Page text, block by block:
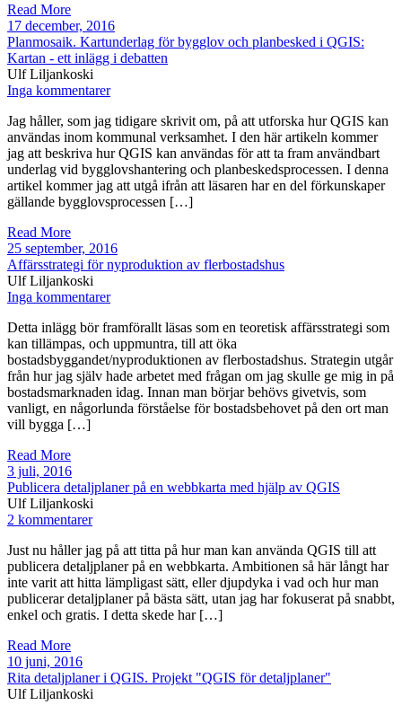
Read More
17 december, 2016
Planmosaik. Kartunderlag för bygglov och planbesked i QGIS:
Kartan - ett inlägg i debatten
Ulf Liljankoski
Inga kommentarer
Jag håller, som jag tidigare skrivit om, på att utforska hur QGIS kan
användas inom kommunal verksamhet. I den här artikeln kommer
jag att beskriva hur QGIS kan användas för att ta fram användbart
underlag vid bygglovshantering och planbeskedsprocessen. I denna
artikel kommer jag att utgå ifrån att läsaren har en del förkunskaper
gällande bygglovsprocessen […]
Read More
25 september, 2016
Affärsstrategi för nyproduktion av flerbostadshus
Ulf Liljankoski
Inga kommentarer
Detta inlägg bör framförallt läsas som en teoretisk affärsstrategi som
kan tillämpas, och uppmuntra, till att öka
bostadsbyggandet/nyproduktionen av flerbostadshus. Strategin utgår
från hur jag själv hade arbetet med frågan om jag skulle ge mig in på
bostadsmarknaden idag. Innan man börjar behövs givetvis, som
vanligt, en någorlunda förståelse för bostadsbehovet på den ort man
vill bygga […]
Read More
3 juli, 2016
Publicera detaljplaner på en webbkarta med hjälp av QGIS
Ulf Liljankoski
2 kommentarer
Just nu håller jag på att titta på hur man kan använda QGIS till att
publicera detaljplaner på en webbkarta. Ambitionen så här långt har
inte varit att hitta lämpligast sätt, eller djupdyka i vad och hur man
publicerar detaljplaner på bästa sätt, utan jag har fokuserat på snabbt,
enkel och gratis. I detta skede har […]
Read More
10 juni, 2016
Rita detaljplaner i QGIS. Projekt "QGIS för detaljplaner"
Ulf Liljankoski